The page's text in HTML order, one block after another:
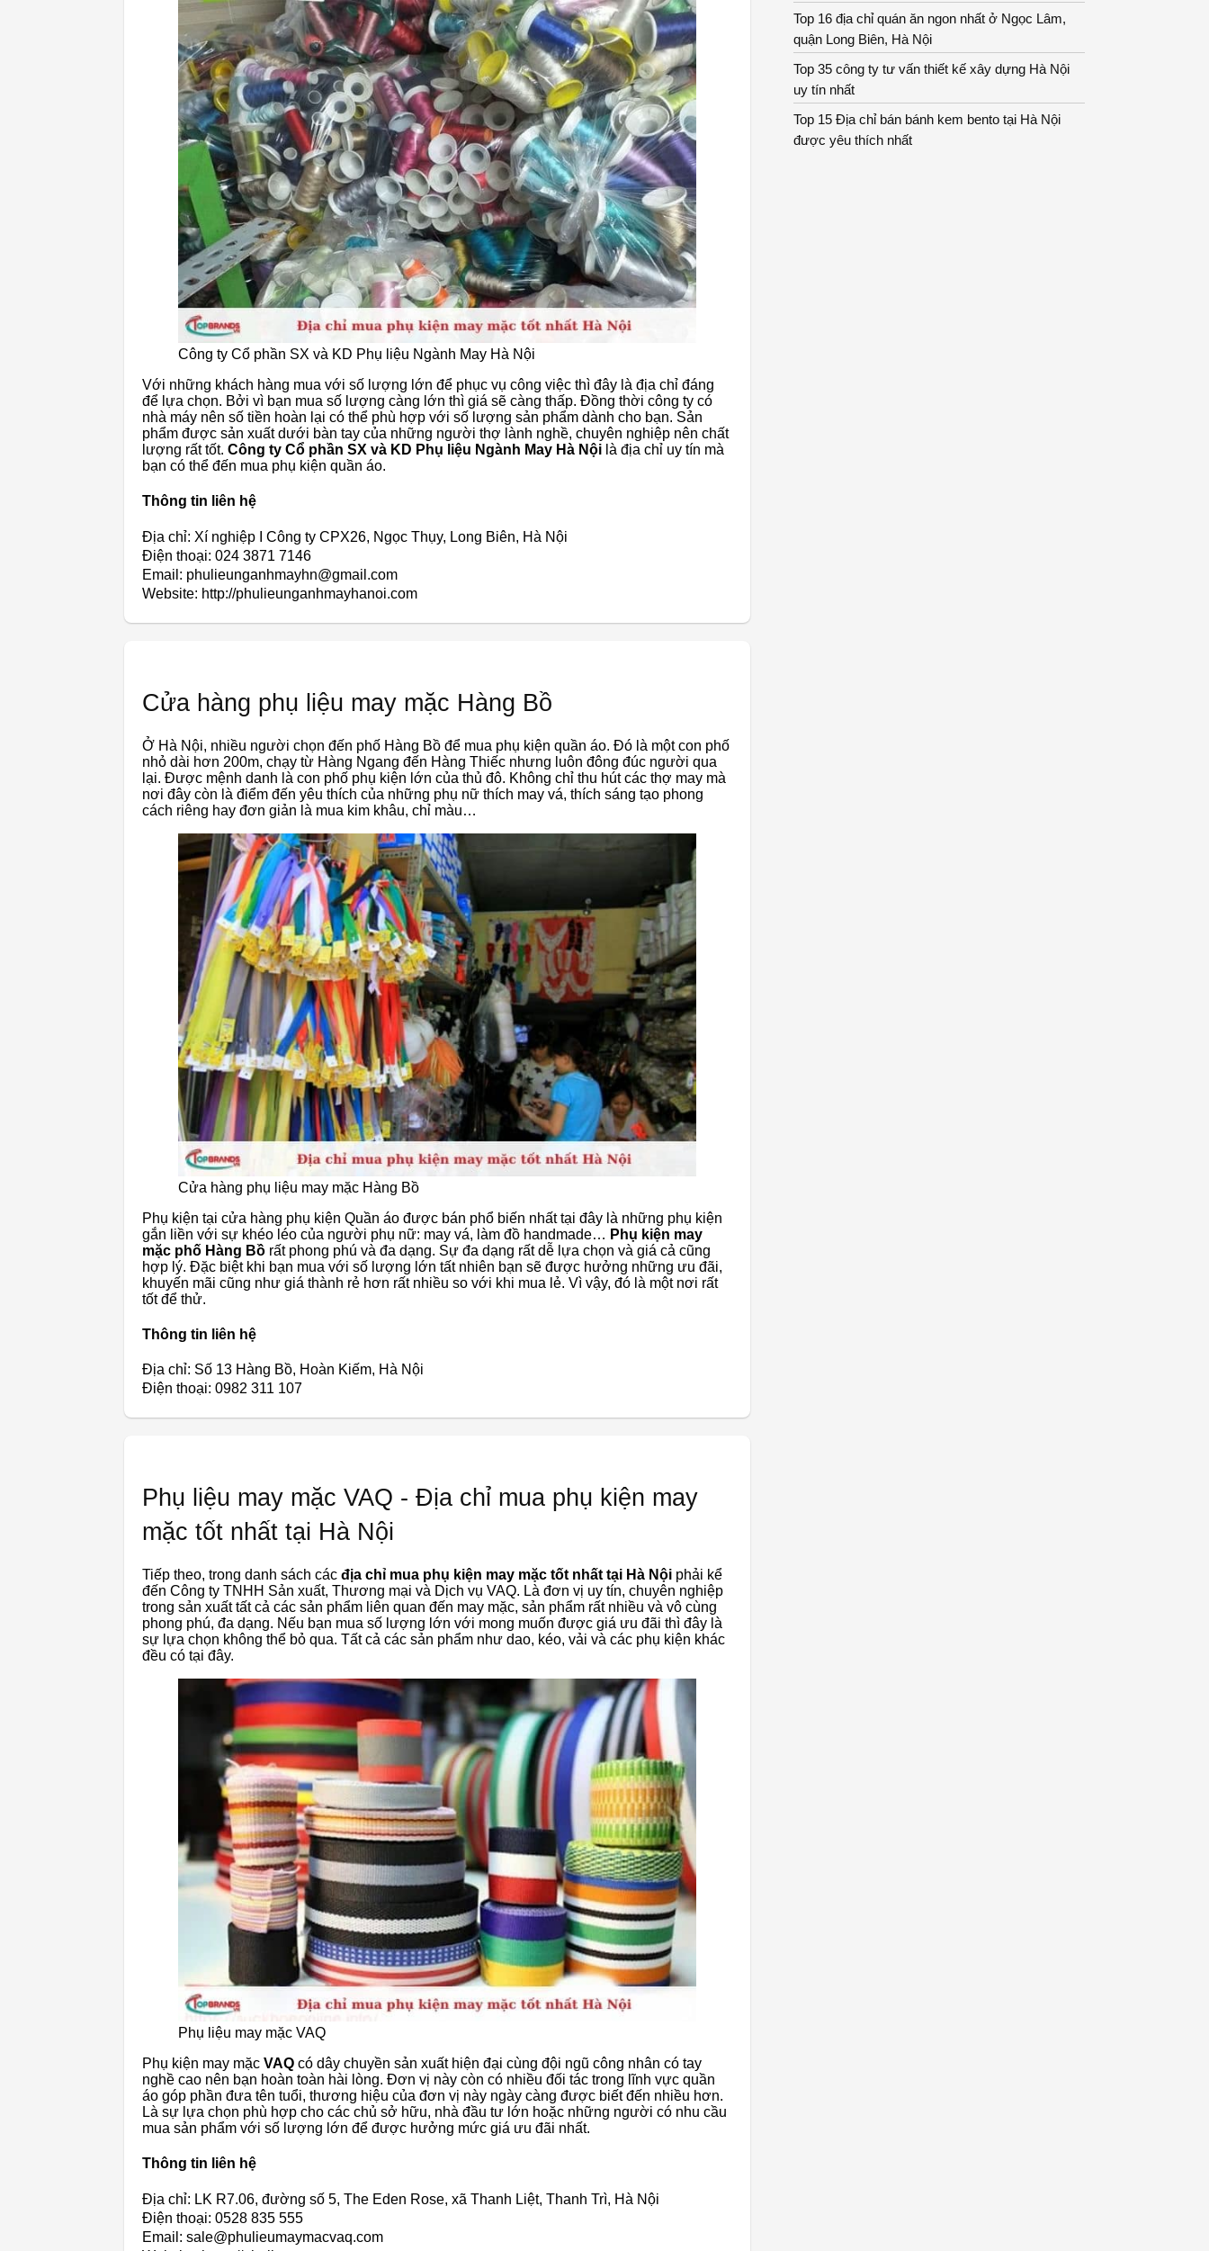
Công ty Cổ phần SX và KD Phụ liệu Ngành May Hà Nội
Với những khách hàng mua với số lượng lớn để phục vụ công việc thì đây là địa chỉ đáng
để lựa chọn. Bởi vì bạn mua số lượng càng lớn thì giá sẽ càng thấp. Đồng thời công ty có
nhà máy nên số tiền hoàn lại có thể phù hợp với số lượng sản phẩm dành cho bạn. Sản
phẩm được sản xuất dưới bàn tay của những người thợ lành nghề, chuyên nghiệp nên chất
lượng rất tốt. Công ty Cổ phần SX và KD Phụ liệu Ngành May Hà Nội là địa chỉ uy tín mà
bạn có thể đến mua phụ kiện quần áo.
Thông tin liên hệ
Địa chỉ: Xí nghiệp I Công ty CPX26, Ngọc Thụy, Long Biên, Hà Nội
Điện thoại: 024 3871 7146
Email: phulieunganhmayhn@gmail.com
Website: http://phulieunganhmayhanoi.com
Cửa hàng phụ liệu may mặc Hàng Bồ
Ở Hà Nội, nhiều người chọn đến phố Hàng Bồ để mua phụ kiện quần áo. Đó là một con phố
nhỏ dài hơn 200m, chạy từ Hàng Ngang đến Hàng Thiếc nhưng luôn đông đúc người qua
lại. Được mệnh danh là con phố phụ kiện lớn của thủ đô. Không chỉ thu hút các thợ may mà
nơi đây còn là điểm đến yêu thích của những phụ nữ thích may vá, thích sáng tạo phong
cách riêng hay đơn giản là mua kim khâu, chỉ màu…
Cửa hàng phụ liệu may mặc Hàng Bồ
Phụ kiện tại cửa hàng phụ kiện Quần áo được bán phổ biến nhất tại đây là những phụ kiện
gắn liền với sự khéo léo của người phụ nữ: may vá, làm đồ handmade… Phụ kiện may
mặc phố Hàng Bồ rất phong phú và đa dạng. Sự đa dạng rất dễ lựa chọn và giá cả cũng
hợp lý. Đặc biệt khi bạn mua với số lượng lớn tất nhiên bạn sẽ được hưởng những ưu đãi,
khuyến mãi cũng như giá thành rẻ hơn rất nhiều so với khi mua lẻ. Vì vậy, đó là một nơi rất
tốt để thử.
Thông tin liên hệ
Địa chỉ: Số 13 Hàng Bồ, Hoàn Kiếm, Hà Nội
Điện thoại: 0982 311 107
Phụ liệu may mặc VAQ - Địa chỉ mua phụ kiện may
mặc tốt nhất tại Hà Nội
Tiếp theo, trong danh sách các địa chỉ mua phụ kiện may mặc tốt nhất tại Hà Nội phải kể
đến Công ty TNHH Sản xuất, Thương mại và Dịch vụ VAQ. Là đơn vị uy tín, chuyên nghiệp
trong sản xuất tất cả các sản phẩm liên quan đến may mặc, sản phẩm rất nhiều và vô cùng
phong phú, đa dạng. Nếu bạn mua số lượng lớn với mong muốn được giá ưu đãi thì đây là
sự lựa chọn không thể bỏ qua. Tất cả các sản phẩm như dao, kéo, vải và các phụ kiện khác
đều có tại đây.
Phụ liệu may mặc VAQ
Phụ kiện may mặc VAQ có dây chuyền sản xuất hiện đại cùng đội ngũ công nhân có tay
nghề cao nên bạn hoàn toàn hài lòng. Đơn vị này còn có nhiều đối tác trong lĩnh vực quần
áo góp phần đưa tên tuổi, thương hiệu của đơn vị này ngày càng được biết đến nhiều hơn.
Là sự lựa chọn phù hợp cho các chủ sở hữu, nhà đầu tư lớn hoặc những người có nhu cầu
mua sản phẩm với số lượng lớn để được hưởng mức giá ưu đãi nhất.
Thông tin liên hệ
Địa chỉ: LK R7.06, đường số 5, The Eden Rose, xã Thanh Liệt, Thanh Trì, Hà Nội
Điện thoại: 0528 835 555
Email: sale@phulieumaymacvaq.com
Top 16 địa chỉ quán ăn ngon nhất ở Ngọc Lâm,
quận Long Biên, Hà Nội
Top 35 công ty tư vấn thiết kế xây dựng Hà Nội
uy tín nhất
Top 15 Địa chỉ bán bánh kem bento tại Hà Nội
được yêu thích nhất